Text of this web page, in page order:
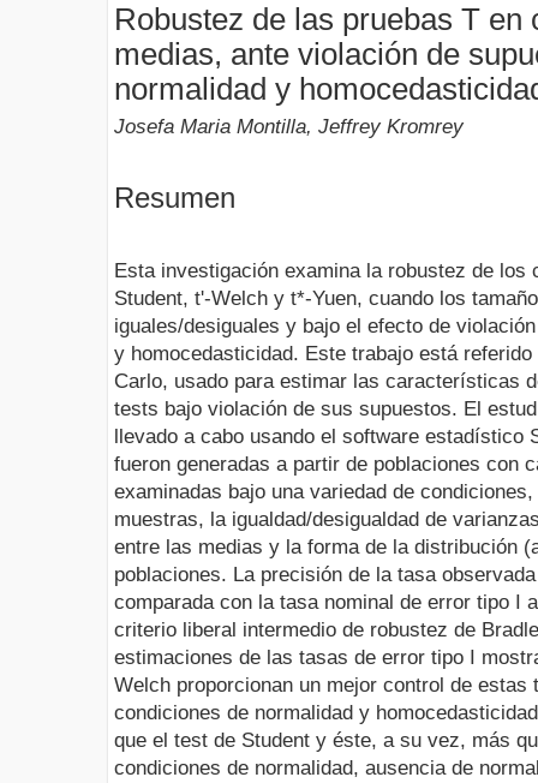
Robustez de las pruebas T en
medias, ante violación de
normalidad y
Josefa Maria Montilla, Jeffrey Kromrey
Resumen
Esta investigación examina la robustez de los
Student, t'-Welch y t*-Yuen, cuando los
iguales/desiguales y bajo el efecto de
y homocedasticidad. Este trabajo está
Carlo, usado para estimar las características
tests bajo violación de sus supuestos. El
llevado a cabo usando el software estadístico
fueron generadas a partir de poblaciones con
examinadas bajo una variedad de
muestras, la igualdad/desigualdad de
entre las medias y la forma de la distribución
poblaciones. La precisión de la tasa
comparada con la tasa nominal de error tipo I
criterio liberal intermedio de robustez de
estimaciones de las tasas de error tipo I
Welch proporcionan un mejor control de
condiciones de normalidad y
que el test de Student y éste, a su vez, más
condiciones de normalidad, ausencia de